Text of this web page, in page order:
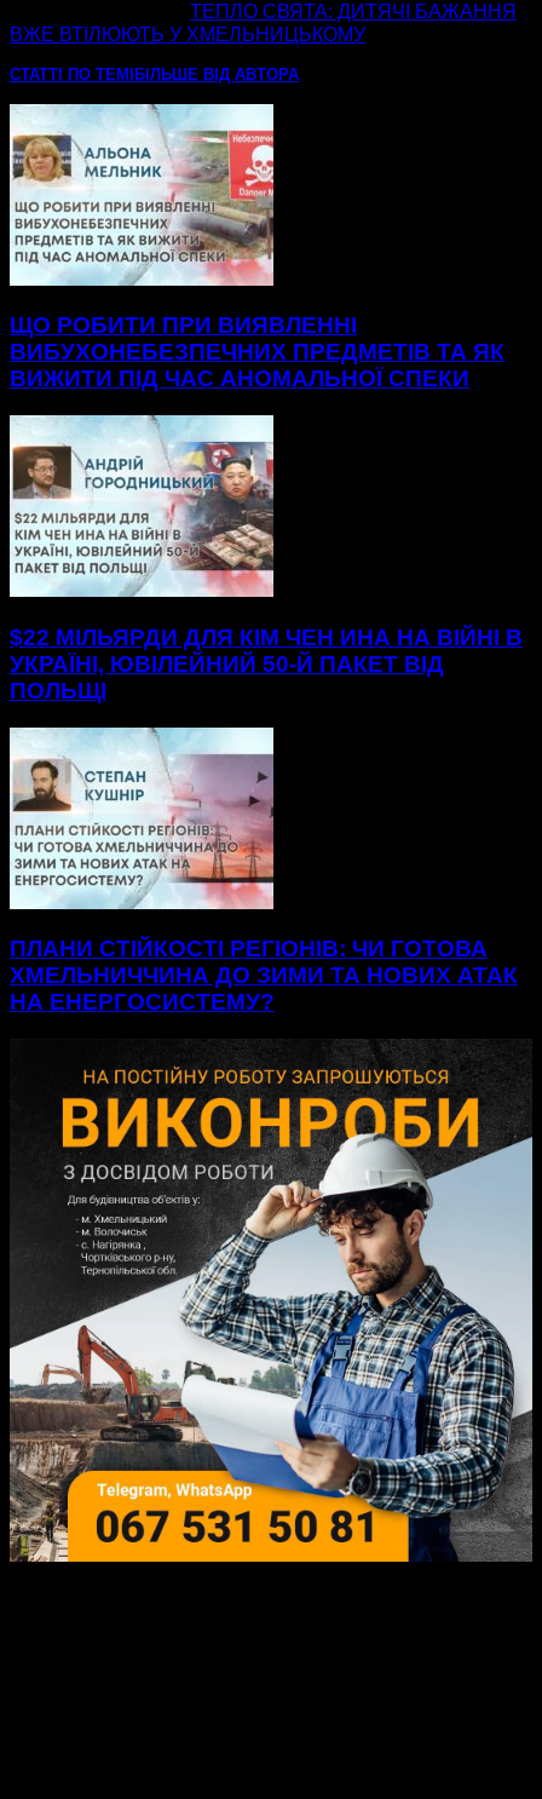
ТЕПЛО СВЯТА: ДИТЯЧІ БАЖАННЯ
ВЖЕ ВТІЛЮЮТЬ У ХМЕЛЬНИЦЬКОМУ
СТАТТІ ПО ТЕМІ БІЛЬШЕ ВІД АВТОРА
ЩО РОБИТИ ПРИ ВИЯВЛЕННІ
ВИБУХОНЕБЕЗПЕЧНИХ ПРЕДМЕТІВ ТА ЯК
ВИЖИТИ ПІД ЧАС АНОМАЛЬНОЇ СПЕКИ
$22 МІЛЬЯРДИ ДЛЯ КІМ ЧЕН ИНА НА ВІЙНІ В
УКРАЇНІ, ЮВІЛЕЙНИЙ 50-Й ПАКЕТ ВІД
ПОЛЬЩІ
ПЛАНИ СТІЙКОСТІ РЕГІОНІВ: ЧИ ГОТОВА
ХМЕЛЬНИЧЧИНА ДО ЗИМИ ТА НОВИХ АТАК
НА ЕНЕРГОСИСТЕМУ?